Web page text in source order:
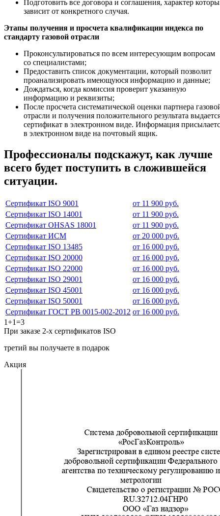
Подготовить все договора и соглашения, характер
зависит от конкретного случая.
Этапы получения и просчета квалификации индекса по
стандарту газовой отрасли
Проконсультироваться по всем интересующим вопросам
со специалистами;
Предоставить список документации, который позволит
проанализировать имеющуюся информацию и данные;
Дождаться, когда комиссия проверит указанную
информацию и реквизиты;
После просчета систематической оценки партнера
отрасли и получения положительного результата
сертификат в электронном виде. Информация
в электронном виде на почтовый ящик.
Профессионалы подскажут, как лучше
всего будет поступить в сложившейся
ситуации.
Сертификат ISO 9001
от 11 900 руб.
Сертификат ISO 14001
от 11 900 руб.
Сертификат OHSAS 18001
от 11 900 руб.
Сертификат ИСМ
от 20 000 руб.
Сертификат ISO 13485
от 16 000 руб.
Сертификат ISO 20000
от 16 000 руб.
Сертификат ISO 22000
от 16 000 руб.
Сертификат ISO 29001
от 16 000 руб.
Сертификат ISO 45001
от 16 000 руб.
Сертификат ISO 50001
от 16 000 руб.
Сертификат ГОСТ РВ 0015-002-2012 от 16 000 руб.
1+1=3
При заказе 2-х сертификатов ISO
третий вы получаете в подарок
Акция